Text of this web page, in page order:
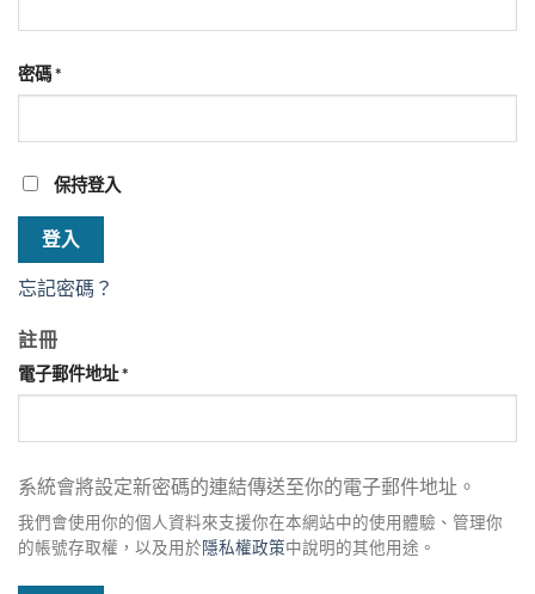
密碼*
填
保持登入
登入
忘記密碼？
註冊
電子郵件地址*
填
系統會將設定新密碼的連結傳送至你的電子郵件地址。
我們會使用你的個人資料來支援你在本網站中的使用體驗、管理你
的帳號存取權，以及用於隱私權政策中說明的其他用途。